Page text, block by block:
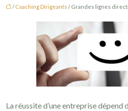
/ Coaching Dirigeants / Grandes lignes
La réussite d’une entreprise dépend